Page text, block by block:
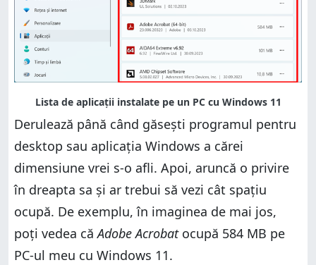
Derulează până când găsești programul pentru
desktop sau aplicația Windows a cărei
dimensiune vrei s-o afli. Apoi, aruncă o privire
în dreapta sa și ar trebui să vezi cât spațiu
ocupă. De exemplu, în imaginea de mai jos,
poți vedea căAdobe Acrobatocupă 584 MB pe
PC-ul meu cu Windows 11.